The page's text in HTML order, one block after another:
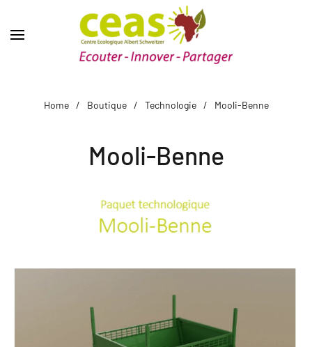
Home Boutique Technologie Mooli-Benne
Mooli-Benne